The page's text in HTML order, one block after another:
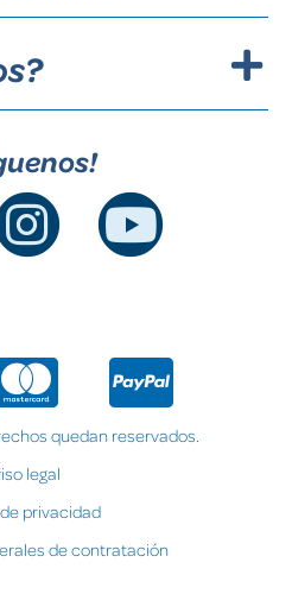
quedan reservados.
legal
privacidad
de contratación